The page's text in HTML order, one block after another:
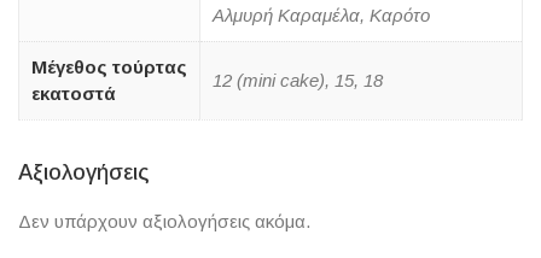
Αλμυρή Καραμέλα, Καρότο
Μέγεθος τούρτας
εκατοστά
12 (mini cake), 15, 18
Αξιολογήσεις
Δεν υπάρχουν αξιολογήσεις ακόμα.